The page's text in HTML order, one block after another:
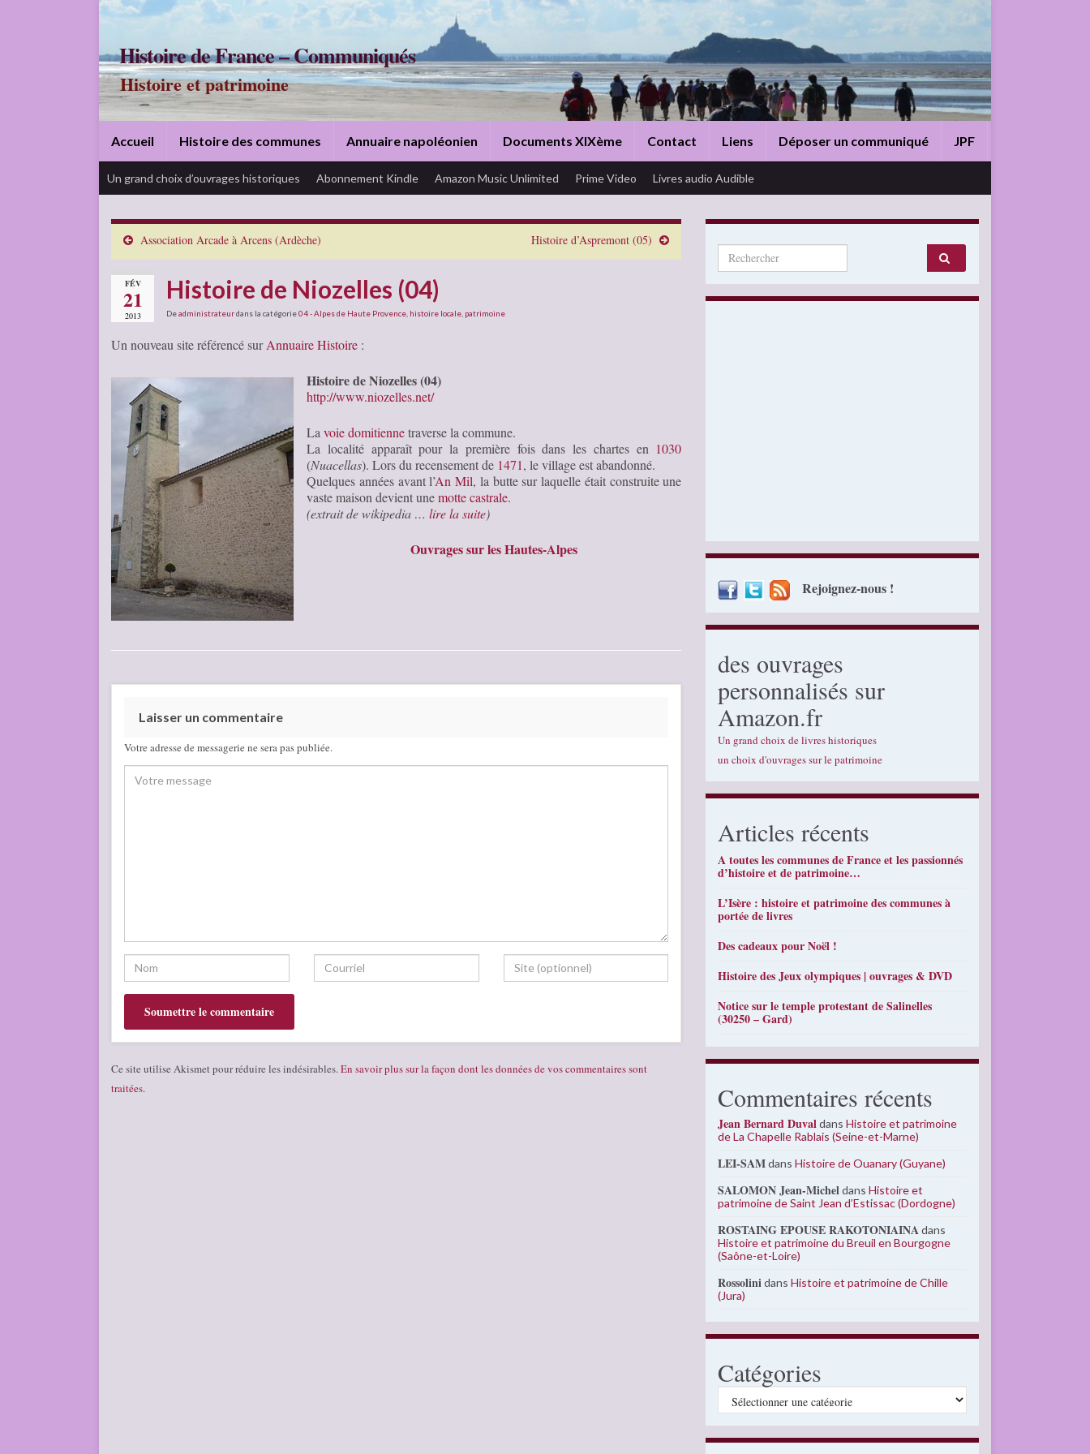
Histoire de France – Communiqués
Histoire et patrimoine
Accueil Histoire des communes Annuaire napoléonien Documents XIXème Contact Liens Déposer un communiqué JPF
Un grand choix d’ouvrages historiques Abonnement Kindle Amazon Music Unlimited Prime Video Livres audio Audible
Association Arcade à Arcens (Ardèche) Histoire d’Aspremont (05)
FÉV
21
2013
Histoire de Niozelles (04)
Deadministrateurdans la catégorie04 - Alpes de Haute Provence histoire locale patrimoine
Un nouveau site référencé surAnnuaire Histoire :
Histoire de Niozelles (04)
http://www.niozelles.net/
La voie domitiennetraverse la commune.
La localité apparaît pour la première fois dans les chartes en 1030
(Nuacellas). Lors du recensement de 1471, le village est abandonné.
Quelques années avant l’An Mil, la butte sur laquelle était construite une
vaste maison devient unemotte castrale.
(extrait de wikipedia … lire la suite)
Ouvrages sur les Hautes-Alpes
Laisser un commentaire
Votre adresse de messagerie ne sera pas publiée.
Ce site utilise Akismet pour réduire les indésirables. En savoir plus sur la façon dont les données de vos commentaires sont
traitées.
Search for:
Rejoignez-nous !
des ouvrages
personnalisés sur
Amazon.fr
Un grand choix de livres historiques
un choix d'ouvrages sur le patrimoine
Articles récents
A toutes les communes de France et les passionnés
d’histoire et de patrimoine…
L’Isère : histoire et patrimoine des communes à
portée de livres
Des cadeaux pour Noël !
Histoire des Jeux olympiques | ouvrages & DVD
Notice sur le temple protestant de Salinelles
(30250 – Gard)
Commentaires récents
Jean Bernard DuvaldansHistoire et patrimoine
de La Chapelle Rablais (Seine-et-Marne)
LEI-SAMdansHistoire de Ouanary (Guyane)
SALOMON Jean-MicheldansHistoire et
patrimoine de Saint Jean d’Estissac (Dordogne)
ROSTAING EPOUSE RAKOTONIAINAdans
Histoire et patrimoine du Breuil en Bourgogne
(Saône-et-Loire)
RossolinidansHistoire et patrimoine de Chille
(Jura)
Catégories
Catégories